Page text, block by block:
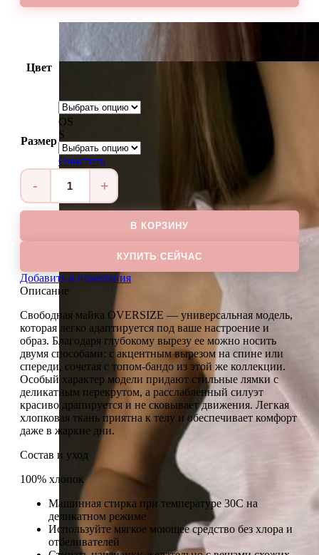
Цвет
Размер
OS
S
Очистить
Количество
товара
Майка
VANILE
В КОРЗИНУ
КУПИТЬ СЕЙЧАС
Добавить в пожелания
Описание
Свободная майка OVERSIZE — универсальная модель,
которая легко адаптируется под ваше настроение и
образ. Благодаря глубокому вырезу ее можно носить
двумя способами: с акцентным вырезом на спине или
спереди, сочетая с топом-бандо из этой же коллекции.
Особый характер модели придают стильные лямки с
деликатным перекрутом, а расслабленный силуэт
красиво драпируется и не сковывает движения. Легкая
хлопковая ткань приятна к телу и обеспечивает комфорт
даже в жаркие дни.
Состав и уход
100% хлопок
Машинная стирка при температуре 30С на
деликатном режиме
Используйте мягкое моющее средство без хлора и
отбеливателей